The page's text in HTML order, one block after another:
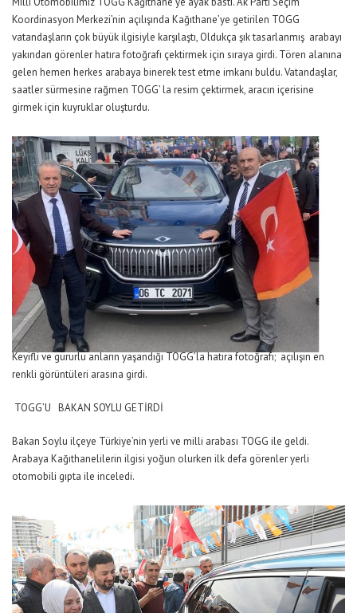
Koordinasyon Merkezi’nin açılışında Kağıthane’ye getirilen TOGG
vatandaşların çok büyük ilgisiyle karşılaştı, Oldukça şık tasarlanmış arabayı
yakından görenler hatıra fotoğrafı çektirmek için sıraya girdi. Tören alanına
gelen hemen herkes arabaya binerek test etme imkanı buldu. Vatandaşlar,
saatler sürmesine rağmen TOGG’ la resim çektirmek, aracın içerisine
girmek için kuyruklar oluşturdu.
Keyifli ve gururlu anların yaşandığı TOGG’la hatıra fotoğrafı; açılışın en
renkli görüntüleri arasına girdi.
TOGG’U BAKAN SOYLU GETİRDİ
Bakan Soylu ilçeye Türkiye’nin yerli ve milli arabası TOGG ile geldi.
Arabaya Kağıthanelilerin ilgisi yoğun olurken ilk defa görenler yerli
otomobili gıpta ile inceledi.